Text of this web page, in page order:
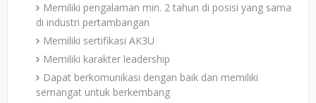
Memiliki pengalaman min. 2 tahun di posisi yang sama
di industri pertambangan
Memiliki sertifikasi AK3U
Memiliki karakter leadership
Dapat berkomunikasi dengan baik dan memiliki
semangat untuk berkembang